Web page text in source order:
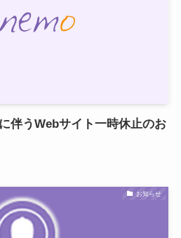
伴うWebサイト一時休止のお
お知らせ